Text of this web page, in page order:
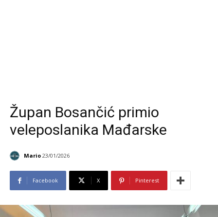
Župan Bosančić primio
veleposlanika Mađarske
Mario 23/01/2026
Facebook X Pinterest